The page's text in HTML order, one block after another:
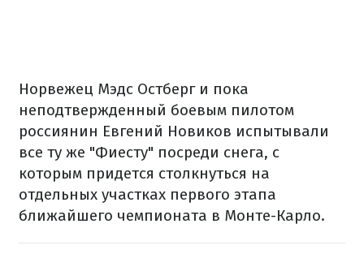
Норвежец Мэдс Остберг и пока
неподтвержденный боевым пилотом
россиянин Евгений Новиков испытывали
все ту же "Фиесту" посреди снега, с
которым придется столкнуться на
отдельных участках первого этапа
ближайшего чемпионата в Монте-Карло.